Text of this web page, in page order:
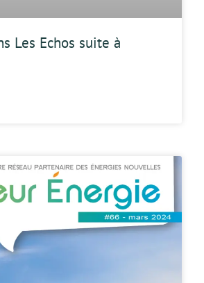
Les Echos suite à